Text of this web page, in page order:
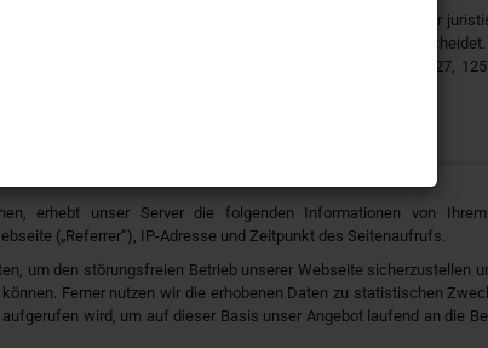
(DSGVO) ist diejenige natürliche oder
der Verarbeitung von personenbezogenen Daten
im Sinne der DSGVO: Petra Fischer, Langerhansstr. 27,
erhebt unser Server die folgenden Informationen von
(„Referrer“), IP-Adresse und Zeitpunkt des Seitenaufrufs.
um den störungsfreien Betrieb unserer Webseite sicherzustellen
Ferner nutzen wir die erhobenen Daten zu statistischen
wird, um auf dieser Basis unser Angebot laufend an die